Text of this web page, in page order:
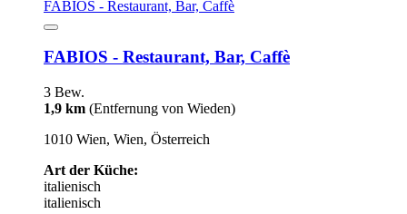
FABIOS - Restaurant, Bar, Caffè
3 Bew.
1,9 km (Entfernung von Wieden)
1010 Wien, Wien, Österreich
Art der Küche:
italienisch
italienisch